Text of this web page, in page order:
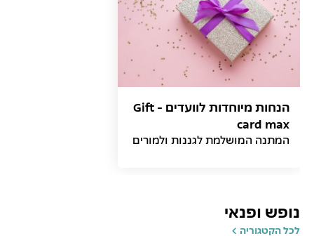
הנחות מיוחדות לוועדים - Gift
card max
המתנה המושלמת לגננות ולמורים
נופש ופנאי
לכל הקטגוריה